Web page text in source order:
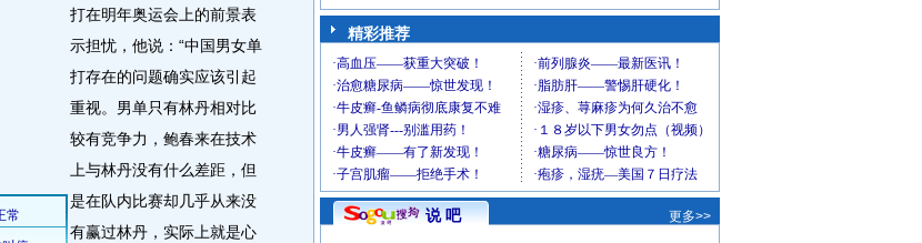
打在明年奥运会上的前景表
示担忧，他说：“中国男女单
打存在的问题确实应该引起
重视。男单只有林丹相对比
较有竞争力，鲍春来在技术
上与林丹没有什么差距，但
是在队内比赛却几乎从来没
有赢过林丹，实际上就是心
精彩推荐
说 吧 更多>>